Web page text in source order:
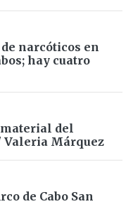
narcóticos en
hay cuatro
del
Márquez
de Cabo San